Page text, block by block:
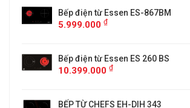
Bếp điện từ Essen ES-867BM
5.999.000 ₫
Bếp điện từ Essen ES 260 BS
10.399.000 ₫
BẾP TỪ CHEFS EH-DIH 343